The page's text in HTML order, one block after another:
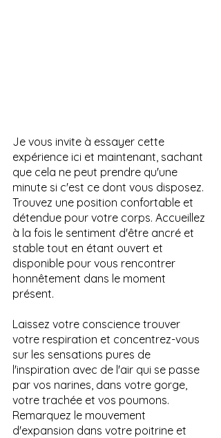
Je vous invite à essayer cette
expérience ici et maintenant, sachant
que cela ne peut prendre qu'une
minute si c'est ce dont vous disposez.
Trouvez une position confortable et
détendue pour votre corps. Accueillez
à la fois le sentiment d'être ancré et
stable tout en étant ouvert et
disponible pour vous rencontrer
honnêtement dans le moment
présent.
Laissez votre conscience trouver
votre respiration et concentrez-vous
sur les sensations pures de
l'inspiration avec de l'air qui se passe
par vos narines, dans votre gorge,
votre trachée et vos poumons.
Remarquez le mouvement
d'expansion dans votre poitrine et